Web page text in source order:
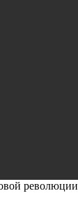
революции